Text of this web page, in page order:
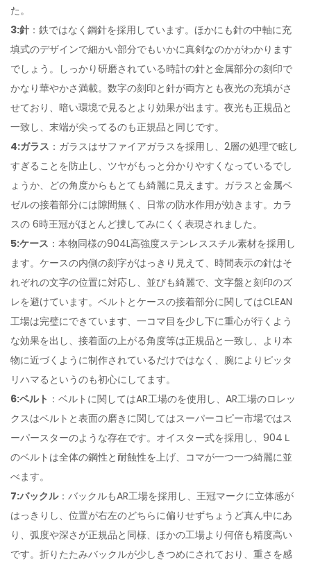
た。
3:針 ：鉄ではなく鋼針を採用しています。ほかにも針の中軸に充
填式のデザインで細かい部分でもいかに真剣なのかがわかります
でしょう。しっかり研磨されている時計の針と金属部分の刻印で
かなり華やかさ満載。数字の刻印と針が両方とも夜光の充填がさ
せており、暗い環境で見るとより効果が出ます。夜光も正規品と
一致し、末端が尖ってるのも正規品と同じです。
4:ガラス ：ガラスはサファイアガラスを採用し、2層の処理で眩し
すぎることを防止し、ツヤがもっと分かりやすくなっているでし
ょうか、どの角度からもとても綺麗に見えます。ガラスと金属ベ
ゼルの接着部分には隙間無く、日常の防水作用が効きます。カラ
スの 6時王冠がほとんど捜してみにくく表現されました。
5:ケース ：本物同様の904L高強度ステンレススチル素材を採用し
ます。ケースの内側の刻字がはっきり見えて、時間表示の針はそ
れぞれの文字の位置に対応し、並びも綺麗で、文字盤と刻印のズ
レを避けています。ベルトとケースの接着部分に関してはCLEAN
工場は完璧にできています、一コマ目を少し下に重心が行くよう
な効果を出し、接着面の上がる角度等は正規品と一致し、より本
物に近づくように制作されているだけではなく、腕によりピッタ
リハマるというのも初心にしてます。
6:ベルト ：ベルトに関してはAR工場のを使用し、AR工場のロレッ
クスはベルトと表面の磨きに関してはスーパーコピー市場ではス
ーパースターのような存在です。オイスター式を採用し、904Ｌ
のベルトは全体の鋼性と耐蝕性を上げ、コマが一つ一つ綺麗に並
べます。
7:バックル：バックルもAR工場を採用し、王冠マークに立体感が
はっきりし、位置が右左のどちらに偏りせずちょうど真ん中にあ
り、弧度や深さが正規品と同様、ほかの工場より何倍も精度高い
です。折りたたみバックルが少しきつめにされており、重さを感